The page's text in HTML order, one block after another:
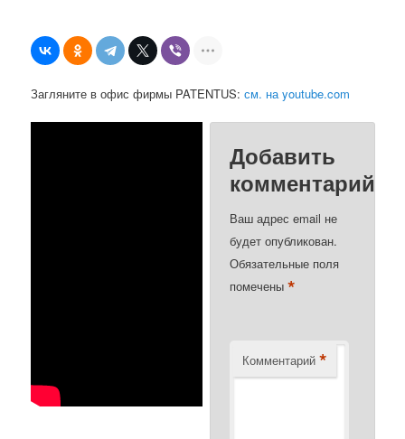
Загляните в офис фирмы PATENTUS:см. на youtube.com
Добавить
комментарий
Ваш адрес email не
будет опубликован.
Обязательные поля
помечены*
Комментарий *